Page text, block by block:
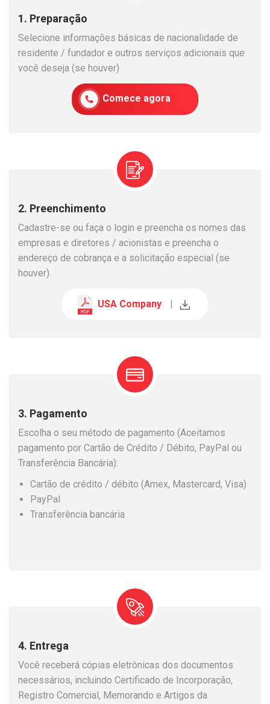
1. Preparação
Selecione informações básicas de nacionalidade de
residente / fundador e outros serviços adicionais que
você deseja (se houver)
Comece agora
2. Preenchimento
Cadastre-se ou faça o login e preencha os nomes das
empresas e diretores / acionistas e preencha o
endereço de cobrança e a solicitação especial (se
houver).
USA Company |
3. Pagamento
Escolha o seu método de pagamento (Aceitamos
pagamento por Cartão de Crédito / Débito, PayPal ou
Transferência Bancária):
Cartão de crédito / débito (Amex, Mastercard, Visa)
PayPal
Transferência bancária
4. Entrega
Você receberá cópias eletrônicas dos documentos
necessários, incluindo Certificado de Incorporação,
Registro Comercial, Memorando e Artigos da